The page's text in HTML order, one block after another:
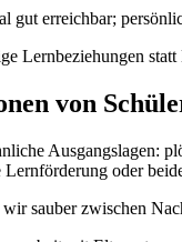
gut erreichbar;
Lernbeziehungen
von
Ausgangslagen:
oder
sauber zwischen